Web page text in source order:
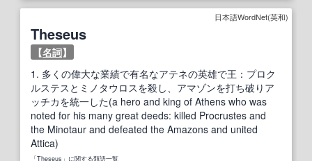
日本語WordNet(英和)
Theseus
【名詞】
1. 多くの偉大な業績で有名なアテネの英雄で王：プロク
ルステスとミノタウロスを殺し、アマゾンを打ち破りア
ッチカを統一した(a hero and king of Athens who was
noted for his many great deeds: killed Procrustes and
the Minotaur and defeated the Amazons and united
Attica)
「Theseus」に関する類語一覧